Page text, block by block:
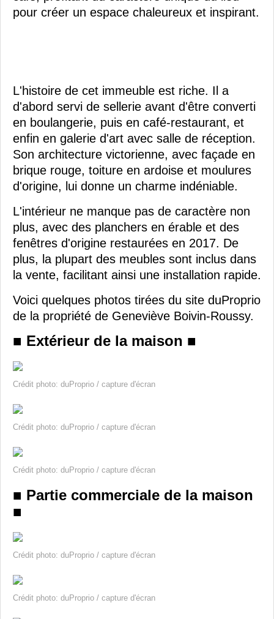
pour créer un espace chaleureux et inspirant.
L'histoire de cet immeuble est riche. Il a
d'abord servi de sellerie avant d'être converti
en boulangerie, puis en café-restaurant, et
enfin en galerie d'art avec salle de réception.
Son architecture victorienne, avec façade en
brique rouge, toiture en ardoise et moulures
d'origine, lui donne un charme indéniable.
L'intérieur ne manque pas de caractère non
plus, avec des planchers en érable et des
fenêtres d'origine restaurées en 2017. De
plus, la plupart des meubles sont inclus dans
la vente, facilitant ainsi une installation rapide.
Voici quelques photos tirées du site duProprio
de la propriété de Geneviève Boivin-Roussy.
■ Extérieur de la maison ■
Crédit photo: duProprio / capture d'écran
Crédit photo: duProprio / capture d'écran
Crédit photo: duProprio / capture d'écran
■ Partie commerciale de la maison
■
Crédit photo: duProprio / capture d'écran
Crédit photo: duProprio / capture d'écran